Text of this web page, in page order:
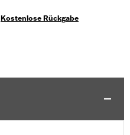
Kostenlose Rückgabe